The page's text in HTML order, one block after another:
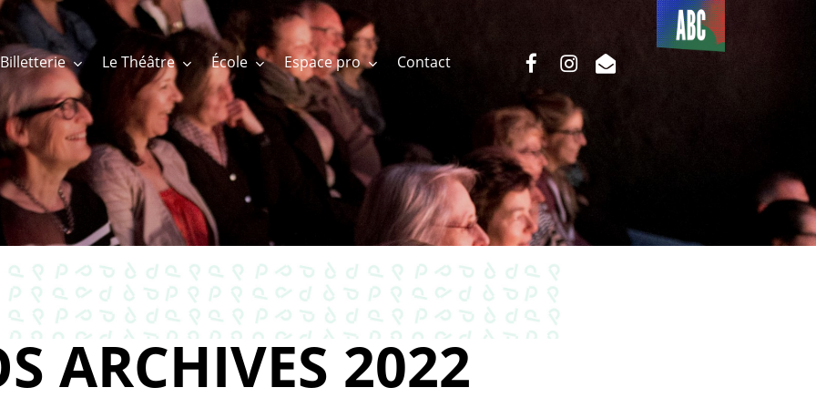
Billetterie Le Théâtre École Espace pro Contact
Du côté
de l’ABC
facebookinstagram
email
ARCHIVES 2022